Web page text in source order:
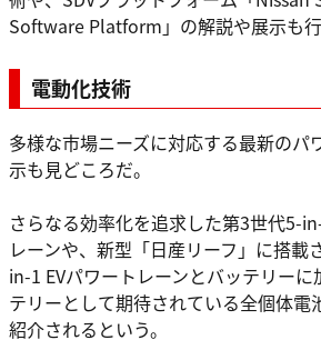
Software Platform」の解説や展示も行
電動化技術
多様な市場ニーズに対応する最新のパ
示も見どころだ。
さらなる効率化を追求した第3世代5-
レーンや、新型「日産リーフ」に搭載
in-1 EVパワートレーンとバッテリーに
テリーとして期待されている全個体電
紹介されるという。